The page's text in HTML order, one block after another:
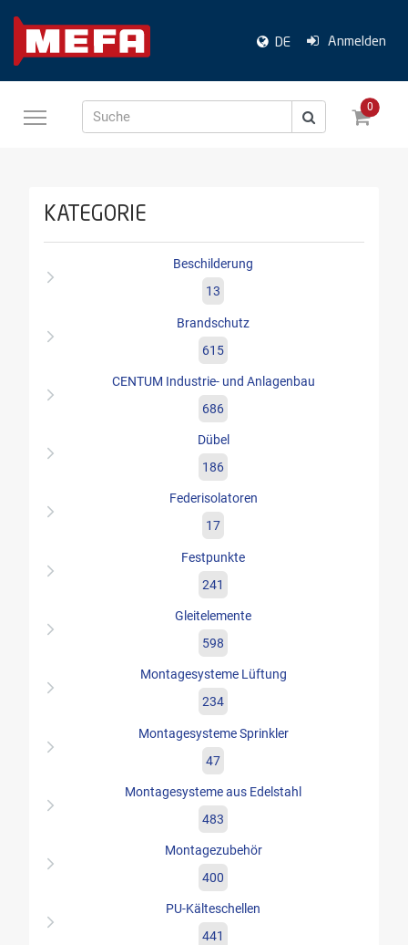
DE Anmelden
Suche
0
KATEGORIE
Beschilderung
13
Brandschutz
615
CENTUM Industrie- und Anlagenbau
686
Dübel
186
Federisolatoren
17
Festpunkte
241
Gleitelemente
598
Montagesysteme Lüftung
234
Montagesysteme Sprinkler
47
Montagesysteme aus Edelstahl
483
Montagezubehör
400
PU-Kälteschellen
441